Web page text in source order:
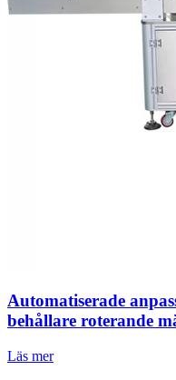
Automatiserade
behållare roterande
Läs mer